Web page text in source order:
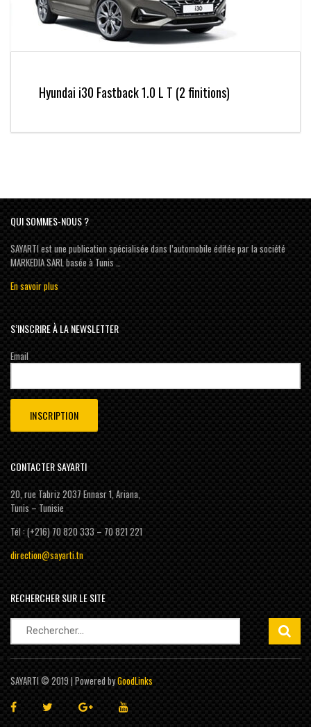
Hyundai i30 Fastback 1.0 L T (2 finitions)
QUI SOMMES-NOUS ?
SAYARTI est une publication spécialisée dans l’automobile éditée par la société
MARKEDIA SARL basée à Tunis …
En savoir plus
S’INSCRIRE À LA NEWSLETTER
Email
CONTACTER SAYARTI
20, rue Tabriz 2037 Ennasr 1, Ariana,
Tunis – Tunisie
Tél : (+216) 70 820 333 – 70 821 221
direction@sayarti.tn
RECHERCHER SUR LE SITE
Rechercher :
SAYARTI © 2019 | Powered byGoodLinks